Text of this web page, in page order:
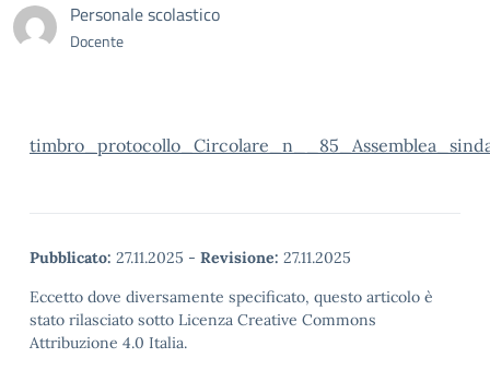
Personale scolastico
Docente
Pubblicato: 27.11.2025 - Revisione: 27.11.2025
Eccetto dove diversamente specificato, questo articolo è
stato rilasciato sotto Licenza Creative Commons
Attribuzione 4.0 Italia.